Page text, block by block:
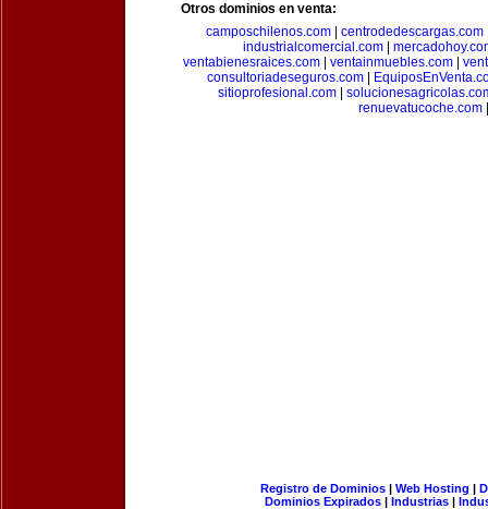
Otros dominios en venta:
camposchilenos.com| centrodedescargas.com
industrialcomercial.com
ventabienesraices.com| ventainmuebles.com|
consultoriadeseguros.com|
sitioprofesional.com
renuevatucoche.com
Registro de Dominios| Web Hosting |
Dominios Expirados | Industrias |